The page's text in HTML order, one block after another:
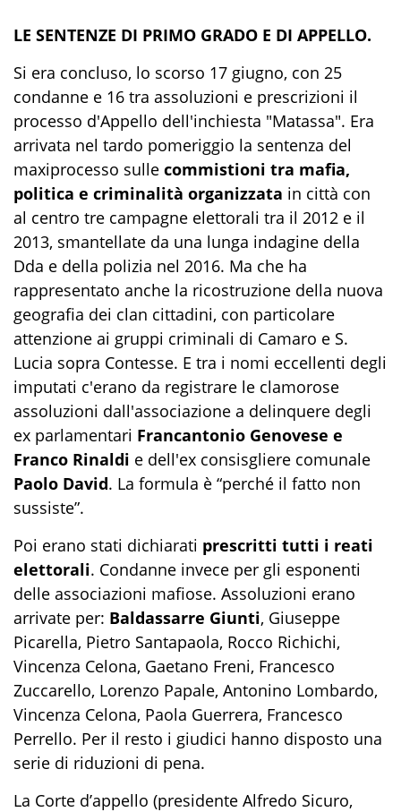
LE SENTENZE DI PRIMO GRADO E DI APPELLO.
Si era concluso, lo scorso 17 giugno, con 25
condanne e 16 tra assoluzioni e prescrizioni il
processo d'Appello dell'inchiesta "Matassa". Era
arrivata nel tardo pomeriggio la sentenza del
maxiprocesso sulle commistioni tra mafia,
politica e criminalità organizzata in città con
al centro tre campagne elettorali tra il 2012 e il
2013, smantellate da una lunga indagine della
Dda e della polizia nel 2016. Ma che ha
rappresentato anche la ricostruzione della nuova
geografia dei clan cittadini, con particolare
attenzione ai gruppi criminali di Camaro e S.
Lucia sopra Contesse. E tra i nomi eccellenti degli
imputati c'erano da registrare le clamorose
assoluzioni dall'associazione a delinquere degli
ex parlamentari Francantonio Genovese e
Franco Rinaldi e dell'ex consisgliere comunale
Paolo David. La formula è “perché il fatto non
sussiste”.
Poi erano stati dichiarati prescritti tutti i reati
elettorali. Condanne invece per gli esponenti
delle associazioni mafiose. Assoluzioni erano
arrivate per: Baldassarre Giunti, Giuseppe
Picarella, Pietro Santapaola, Rocco Richichi,
Vincenza Celona, Gaetano Freni, Francesco
Zuccarello, Lorenzo Papale, Antonino Lombardo,
Vincenza Celona, Paola Guerrera, Francesco
Perrello. Per il resto i giudici hanno disposto una
serie di riduzioni di pena.
La Corte d’appello (presidente Alfredo Sicuro,